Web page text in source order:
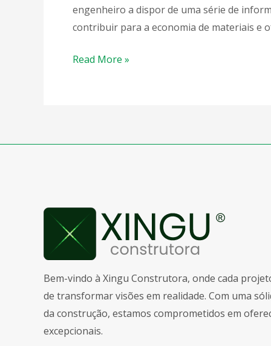
engenheiro a dispor de uma série de
contribuir para a economia de materiais e
Read More »
Bem-vindo à Xingu Construtora, onde cada
de transformar visões em realidade. Com uma
da construção, estamos comprometidos em
excepcionais.